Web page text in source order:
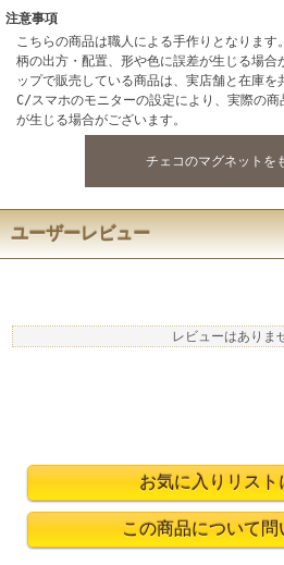
注意事項
こちらの商品は職人による手作りとなりま
柄の出方・配置、形や色に誤差が生じる場
ップで販売している商品は、実店舗と在庫
C/スマホのモニターの設定により、実際の
が生じる場合がございます。
チェコのマグネットを
ユーザーレビュー
レビューはありま